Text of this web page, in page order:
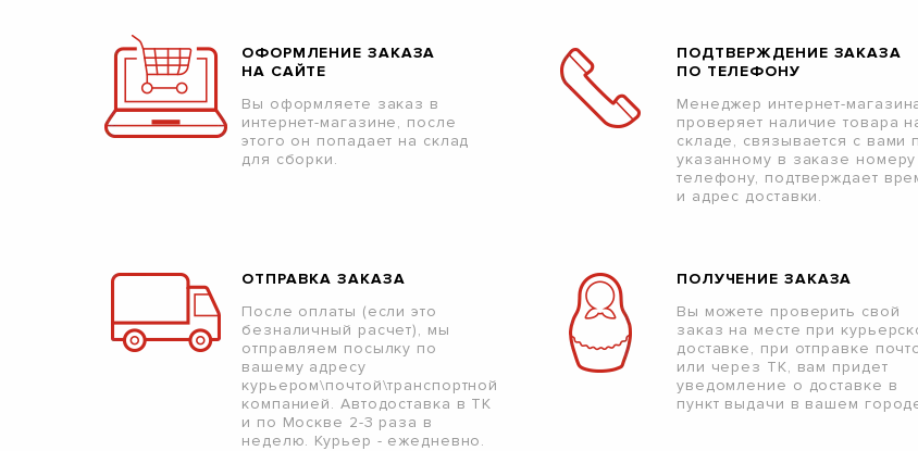
ОФОРМЛЕНИЕ ЗАКАЗА
НА САЙТЕ
Вы оформляете заказ в
интернет-магазине, после
этого он попадает на склад
для сборки.
ПОДТВЕРЖДЕНИЕ ЗАКАЗА
ПО ТЕЛЕФОНУ
Менеджер интернет-
проверяет наличие товара
складе, связывается с вами
указанному в заказе номеру
телефону, подтверждает
и адрес доставки.
ОТПРАВКА ЗАКАЗА
После оплаты (если это
безналичный расчет), мы
отправляем посылку по
вашему адресу
курьером\почтой\транспортной
компанией. Автодоставка в ТК
и по Москве 2-3 раза в
неделю. Курьер - ежедневно.
ПОЛУЧЕНИЕ ЗАКАЗА
Вы можете проверить свой
заказ на месте при
доставке, при отправке
или через ТК, вам придет
уведомление о доставке в
пункт выдачи в вашем